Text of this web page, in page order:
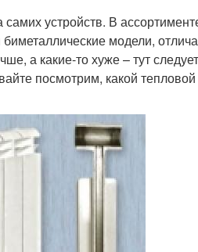
устройств. В
модели,
а какие-то хуже – тут следует
посмотрим, какой